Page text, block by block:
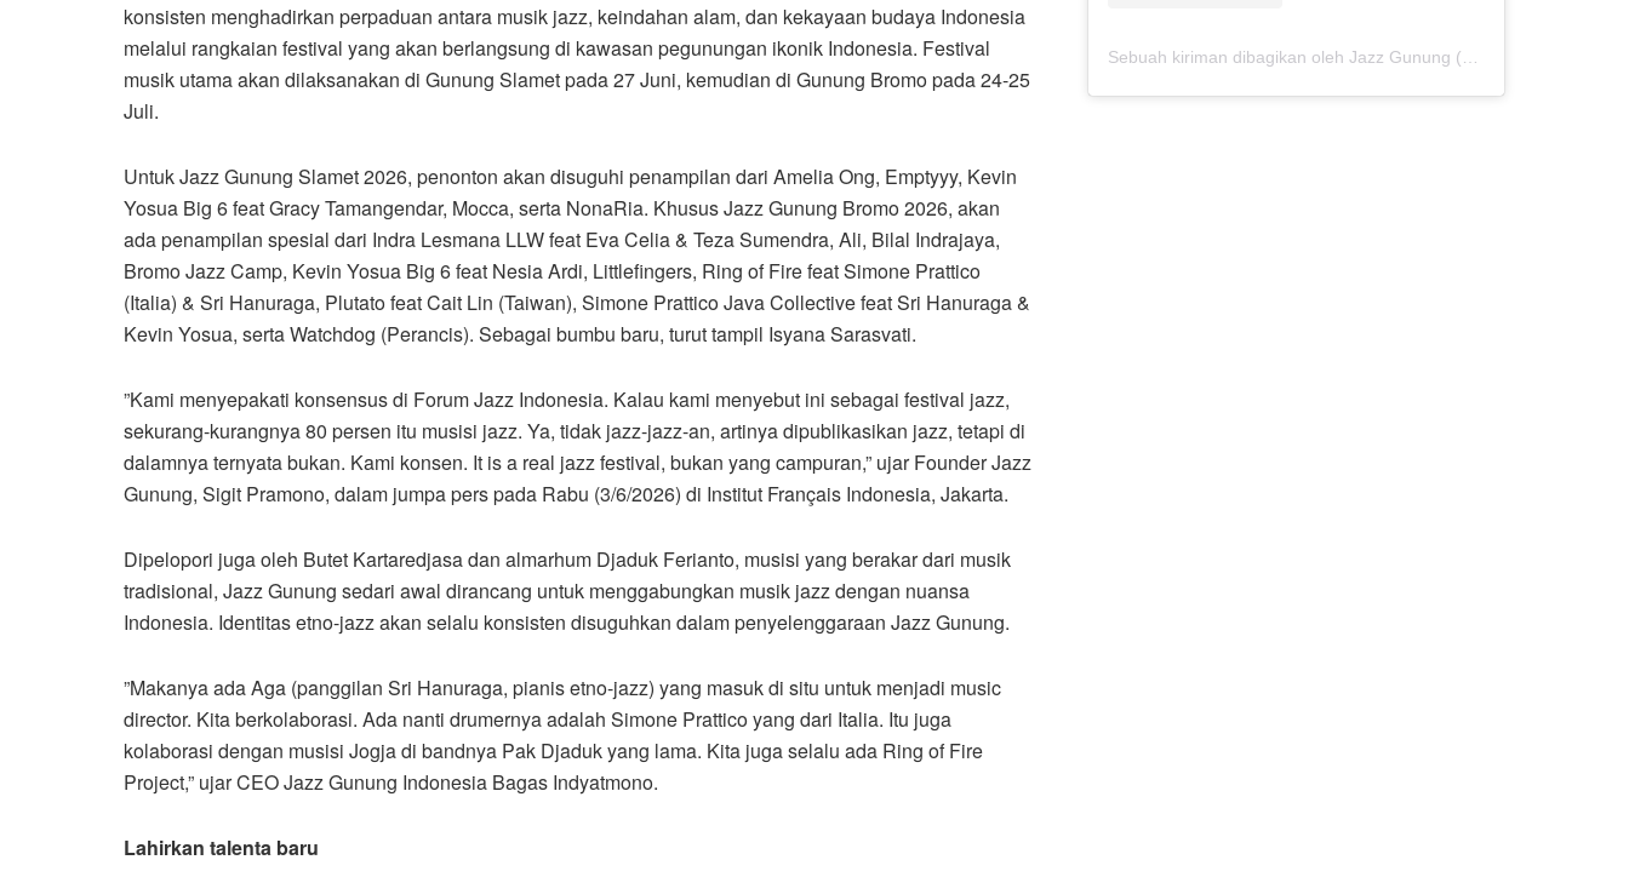
konsisten menghadirkan perpaduan antara musik jazz, keindahan alam, dan kekayaan budaya Indonesia
melalui rangkaian festival yang akan berlangsung di kawasan pegunungan ikonik Indonesia. Festival
musik utama akan dilaksanakan di Gunung Slamet pada 27 Juni, kemudian di Gunung Bromo pada 24-25
Juli.
Untuk Jazz Gunung Slamet 2026, penonton akan disuguhi penampilan dari Amelia Ong, Emptyyy, Kevin
Yosua Big 6 feat Gracy Tamangendar, Mocca, serta NonaRia. Khusus Jazz Gunung Bromo 2026, akan
ada penampilan spesial dari Indra Lesmana LLW feat Eva Celia & Teza Sumendra, Ali, Bilal Indrajaya,
Bromo Jazz Camp, Kevin Yosua Big 6 feat Nesia Ardi, Littlefingers, Ring of Fire feat Simone Prattico
(Italia) & Sri Hanuraga, Plutato feat Cait Lin (Taiwan), Simone Prattico Java Collective feat Sri Hanuraga &
Kevin Yosua, serta Watchdog (Perancis). Sebagai bumbu baru, turut tampil Isyana Sarasvati.
”Kami menyepakati konsensus di Forum Jazz Indonesia. Kalau kami menyebut ini sebagai festival jazz,
sekurang-kurangnya 80 persen itu musisi jazz. Ya, tidak jazz-jazz-an, artinya dipublikasikan jazz, tetapi di
dalamnya ternyata bukan. Kami konsen. It is a real jazz festival, bukan yang campuran,” ujar Founder Jazz
Gunung, Sigit Pramono, dalam jumpa pers pada Rabu (3/6/2026) di Institut Français Indonesia, Jakarta.
Dipelopori juga oleh Butet Kartaredjasa dan almarhum Djaduk Ferianto, musisi yang berakar dari musik
tradisional, Jazz Gunung sedari awal dirancang untuk menggabungkan musik jazz dengan nuansa
Indonesia. Identitas etno-jazz akan selalu konsisten disuguhkan dalam penyelenggaraan Jazz Gunung.
”Makanya ada Aga (panggilan Sri Hanuraga, pianis etno-jazz) yang masuk di situ untuk menjadi music
director. Kita berkolaborasi. Ada nanti drumernya adalah Simone Prattico yang dari Italia. Itu juga
kolaborasi dengan musisi Jogja di bandnya Pak Djaduk yang lama. Kita juga selalu ada Ring of Fire
Project,” ujar CEO Jazz Gunung Indonesia Bagas Indyatmono.
Lahirkan talenta baru